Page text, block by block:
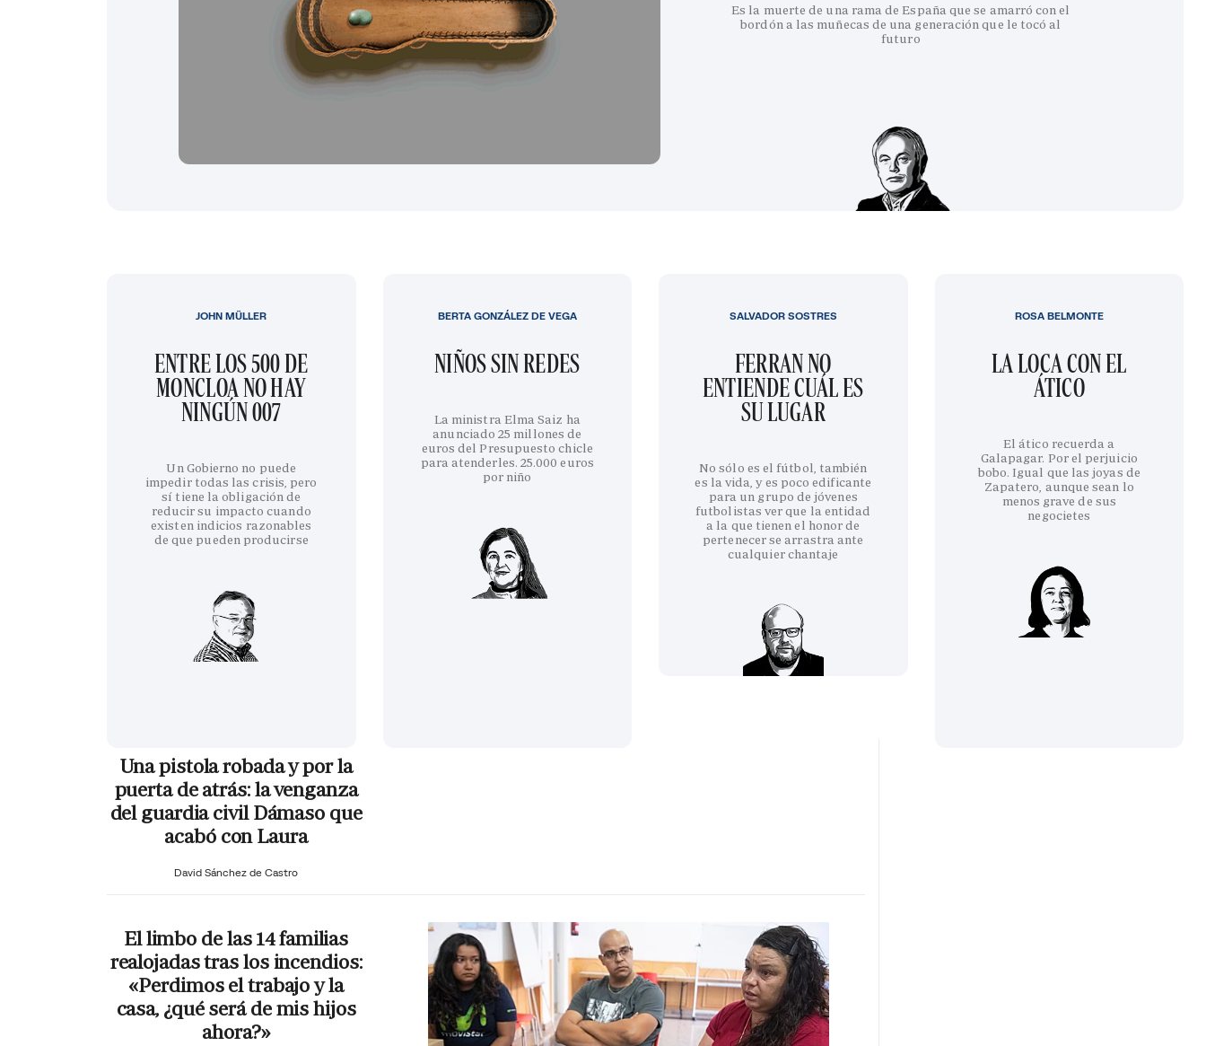
Es la muerte de una rama de España que se amarró con el
bordón a las muñecas de una generación que le tocó al
futuro
ENTRE LOS 500 DE
MONCLOA NO HAY
NINGÚN 007
Un Gobierno no puede
impedir todas las crisis, pero
sí tiene la obligación de
reducir su impacto cuando
existen indicios razonables
de que pueden producirse
JOHN MÜLLER
NIÑOS SIN REDES
La ministra Elma Saiz ha
anunciado 25 millones de
euros del Presupuesto chicle
para atenderles. 25.000 euros
por niño
BERTA GONZÁLEZ DE VEGA
FERRAN NO
ENTIENDE CUÁL ES
SU LUGAR
No sólo es el fútbol, también
es la vida, y es poco edificante
para un grupo de jóvenes
futbolistas ver que la entidad
a la que tienen el honor de
pertenecer se arrastra ante
cualquier chantaje
SALVADOR SOSTRES
LA LOCA CON EL
ÁTICO
El ático recuerda a
Galapagar. Por el perjuicio
bobo. Igual que las joyas de
Zapatero, aunque sean lo
menos grave de sus
negocietes
ROSA BELMONTE
Una pistola robada y por la
puerta de atrás: la venganza
del guardia civil Dámaso que
acabó con Laura
David Sánchez de Castro
El limbo de las 14 familias
realojadas tras los incendios:
«Perdimos el trabajo y la
casa, ¿qué será de mis hijos
ahora?»